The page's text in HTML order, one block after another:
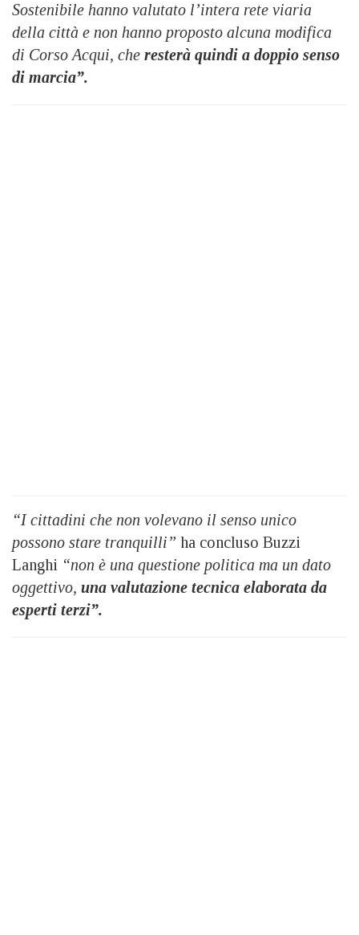
Sostenibile hanno valutato l’intera rete viaria
della città e non hanno proposto alcuna modifica
di Corso Acqui, che resterà quindi a doppio senso
di marcia”.
“I cittadini che non volevano il senso unico
possono stare tranquilli” ha concluso Buzzi
Langhi “non è una questione politica ma un dato
oggettivo, una valutazione tecnica elaborata da
esperti terzi”.